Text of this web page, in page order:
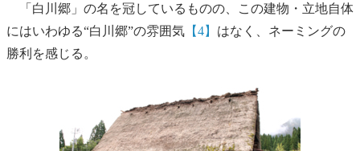
「白川郷」の名を冠しているものの、この建物・立地自体
にはいわゆる“白川郷”の雰囲気 【4】 はなく、ネーミングの
勝利を感じる。